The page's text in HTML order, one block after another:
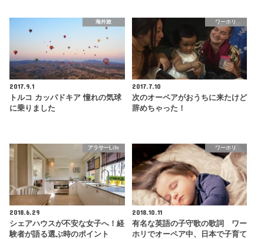
海外旅
2017.9.1
トルコ カッパドキア 憧れの気球
に乗りました
ワーホリ
2017.7.10
次のオーペアがおうちに来たけど
辞めちゃった！
アラサーLife
2018.6.29
シェアハウスが不安な女子へ！経
験者が語る選ぶ時のポイント
ワーホリ
2018.10.11
有名な英語の子守歌の歌詞 ワー
ホリでオーペア中、日本で子育て